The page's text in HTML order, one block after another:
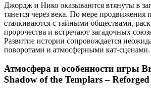
Джордж и Нико оказываются втянуты в
тянется через века. По мере продвижения
сталкиваются с тайными обществами,
пророчества и встречают загадочных
Развитие истории сопровождается
поворотами и атмосферными кат-сценами.
Атмосфера и особенности игры
Shadow of the Templars – Reforged